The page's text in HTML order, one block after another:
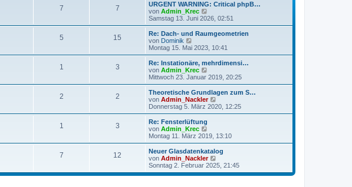
7 7
URGENT WARNING: Critical phpB…
von Admin_Krec
e
u
e
t
e
B
e
i
r
a
g
Samstag 13. Juni 2026, 02:51
5 15
Re: Dach- und Raumgeometrien
von Dominik
e
u
e
s
t
r
B
e
i
r
a
g
Montag 15. Mai 2023, 10:41
1 3
Re: Instationäre, mehrdimensi…
von Admin_Krec
e
u
e
s
t
e
i
r
a
g
Mittwoch 23. Januar 2019, 20:25
2 2
Theoretische Grundlagen zum S…
von Admin_Nackler
e
u
t
B
e
i
t
Donnerstag 5. März 2020, 12:25
1 3
Re: Fensterlüftung
von Admin_Krec
e
u
e
s
t
r
Montag 11. März 2019, 13:10
7 12
Neuer Glasdatenkatalog
von Admin_Nackler
e
u
Sonntag 2. Februar 2025, 21:45